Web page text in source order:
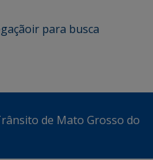
ir para busca
de Mato Grosso do